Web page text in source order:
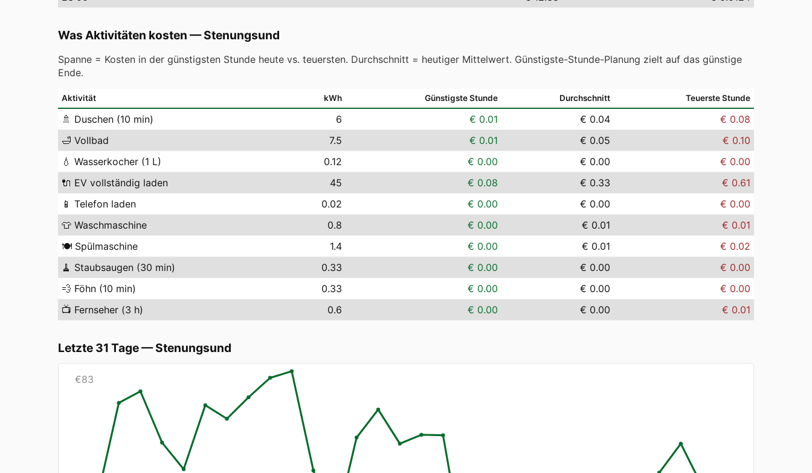
Was Aktivitäten kosten —Stenungsund
Spanne = Kosten in der günstigsten Stunde heute vs. teuersten. Durchschnitt = heutiger Mittelwert. Günstigste-Stunde-Planung zielt auf das günstige
Ende.
Aktivität kWh Günstigste Stunde Durchschnitt Teuerste Stunde
🚿 Duschen (10 min) 6 € 0.01 € 0.04
€ 0.08
🛁 Vollbad 7.5 € 0.01 € 0.05
€ 0.10
💧 Wasserkocher (1 L) 0.12 € 0.00 € 0.00
€ 0.00
🔌 EV vollständig laden 45 € 0.08 € 0.33
€ 0.61
📱 Telefon laden 0.02 € 0.00 € 0.00
€ 0.00
👕 Waschmaschine 0.8 € 0.00 € 0.01
€ 0.01
🍽️ Spülmaschine 1.4 € 0.00 € 0.01
€ 0.02
🧹 Staubsaugen (30 min) 0.33 € 0.00 € 0.00
€ 0.00
💨 Föhn (10 min) 0.33 € 0.00 € 0.00
€ 0.00
📺 Fernseher (3 h) 0.6 € 0.00 € 0.00 € 0.01
Letzte 31 Tage—Stenungsund
€83